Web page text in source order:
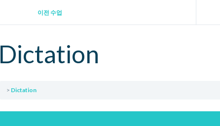
이전 수업
Dictation
Dictation